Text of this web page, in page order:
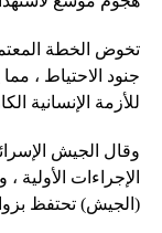
جنود الاحتياط ،
للأزمة الإنسانية
وقال الجيش
الإجراءات الأولية
(الجيش) تحتفظ